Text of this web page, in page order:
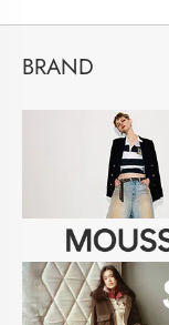
BRAND